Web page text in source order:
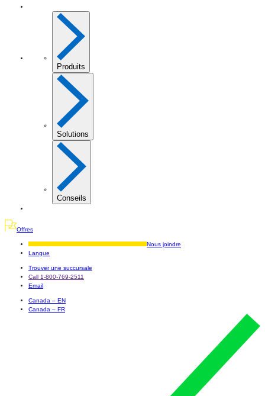
Produits
Solutions
Conseils
Offres
Nous joindre
Langue
Trouver une succursale
Call 1-800-769-2511
Email
Canada – EN
Canada – FR